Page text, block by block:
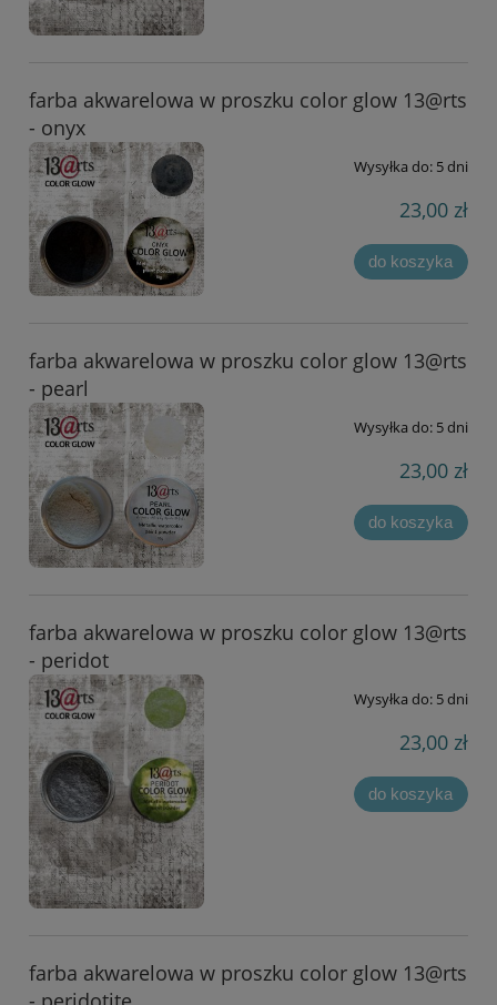
farba akwarelowa w proszku color glow 13@rts
- onyx
Wysyłka do: 5 dni
23,00 zł
do koszyka
farba akwarelowa w proszku color glow 13@rts
- pearl
Wysyłka do: 5 dni
23,00 zł
do koszyka
farba akwarelowa w proszku color glow 13@rts
- peridot
Wysyłka do: 5 dni
23,00 zł
do koszyka
farba akwarelowa w proszku color glow 13@rts